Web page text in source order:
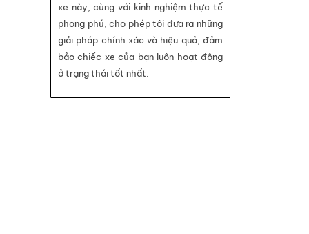
xe này, cùng với kinh nghiệm thực tế
phong phú, cho phép tôi đưa ra những
giải pháp chính xác và hiệu quả, đảm
bảo chiếc xe của bạn luôn hoạt động
ở trạng thái tốt nhất.